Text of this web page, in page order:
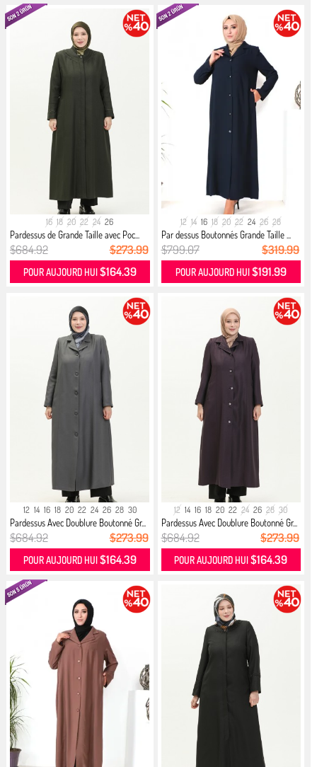
16 18 20 22 24 26
Pardessus de Grande Taille avec Poc...
$684.92 $273.99
POUR AUJOURD HUI $164.39
12 14 16 18 20 22 24 26 28
Par dessus Boutonnés Grande Taille ...
$799.07 $319.99
POUR AUJOURD HUI $191.99
12 14 16 18 20 22 24 26 28 30
Pardessus Avec Doublure Boutonné Gr...
$684.92 $273.99
POUR AUJOURD HUI $164.39
12 14 16 18 20 22 24 26 28 30
Pardessus Avec Doublure Boutonné Gr...
$684.92 $273.99
POUR AUJOURD HUI$164.39